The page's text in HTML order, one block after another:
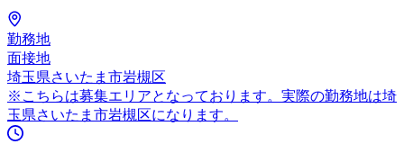
勤務地
面接地
埼玉県さいたま市岩槻区
※こちらは募集エリアとなっております。実際の勤務地は埼
玉県さいたま市岩槻区になります。